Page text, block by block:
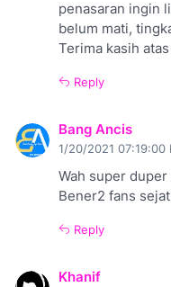
penasaran ingin
belum mati,
Terima kasih
Reply
Bang Ancis
1/20/2021 07:19:00
Wah super
Bener2 fans
Reply
Khanif